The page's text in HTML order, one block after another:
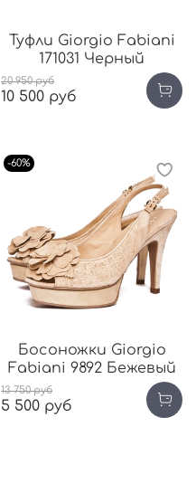
Туфли Giorgio Fabiani
171031 Черный
20 950 руб
10 500 руб
-60%
Босоножки Giorgio
Fabiani 9892 Бежевый
13 750 руб
5 500 руб